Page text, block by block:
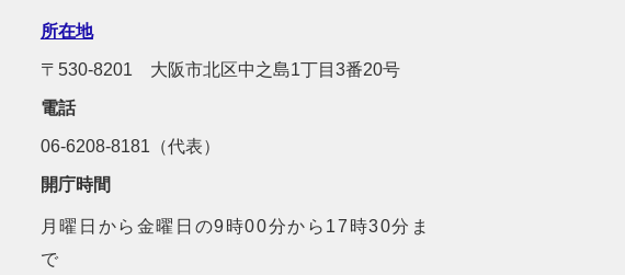
所在地
〒530-8201 大阪市北区中之島1丁目3番20号
電話
06-6208-8181（代表）
開庁時間
月曜日から金曜日の9時00分から17時30分ま
で